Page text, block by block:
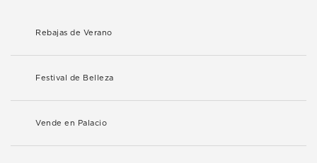
Rebajas de Verano
Festival de Belleza
Vende en Palacio